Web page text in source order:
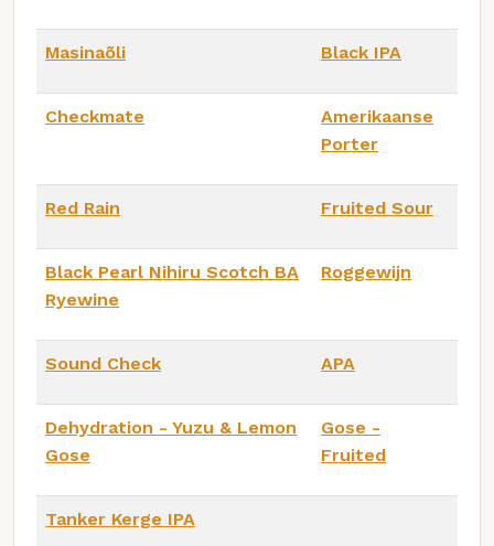
Masinaõli Black IPA
Checkmate
Amerikaanse
Porter
Red Rain Fruited Sour
Black Pearl Nihiru Scotch BA
Ryewine
Roggewijn
Sound Check APA
Dehydration - Yuzu & Lemon
Gose
Gose -
Fruited
Tanker Kerge IPA